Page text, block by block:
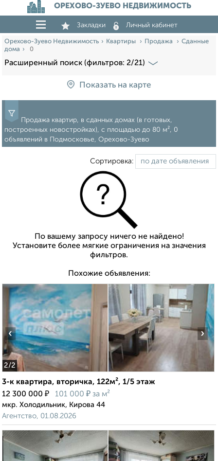
ОРЕХОВО-ЗУЕВО НЕДВИЖИМОСТЬ
Закладки Личный кабинет
Орехово-Зуево Недвижимость Квартиры Продажа
Сданные
дома
0
Расширенный поиск (фильтров: 2/21)
Показать на карте
Продажа квартир, в сданных домах (в готовых,
построенных новостройках), c площадью до 80 м², 0
объявлений в Подмосковье, Орехово-Зуево
Сортировка:
По вашему запросу ничего не найдено!
Установите более мягкие ограничения на значения
фильтров.
Похожие объявления:
2/2
‹ ›
3-к квартира, вторичка, 122м², 1/5 этаж
12 300 000 ₽ 101 000 ₽ за м²
мкр. Холодильник, Кирова 44
Агентство, 01.08.2026